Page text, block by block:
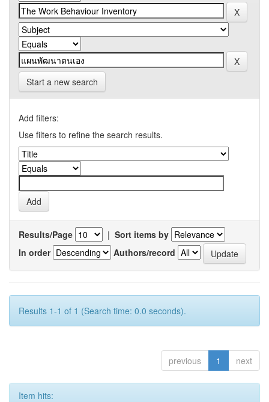
Start a new search
Add filters:
Use filters to refine the search results.
Results/Page | Sort items by
In order
Authors/record
Results 1-1 of 1 (Search time: 0.0 seconds).
previous 1 next
Item hits: